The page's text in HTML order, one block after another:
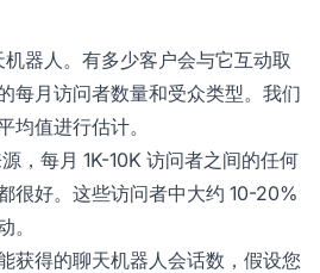
器人。有多少客户会与它互动取
每月访问者数量和受众类型。我们
均值进行估计。
，每月 1K-10K 访问者之间的任何
很好。这些访问者中大约 10-20%
。
获得的聊天机器人会话数，假设您